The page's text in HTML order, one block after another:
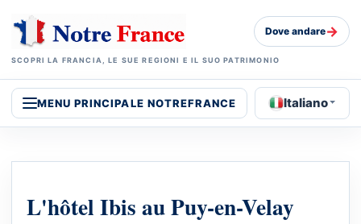
SCOPRI LA FRANCIA, LE SUE REGIONI E IL SUO PATRIMONIO
Dove andare→
MENU PRINCIPALE NOTREFRANCE Italiano
L'hôtel Ibis au Puy-en-Velay